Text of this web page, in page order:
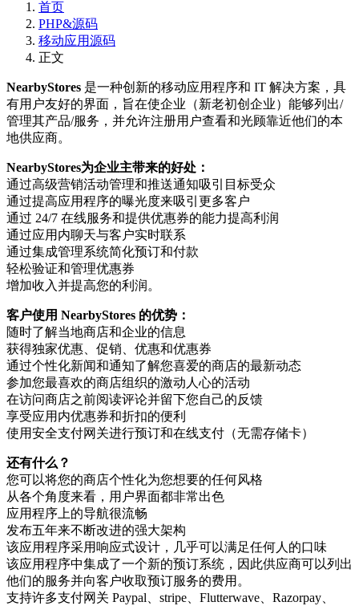
首页
PHP&源码
移动应用源码
正文
NearbyStores 是一种创新的移动应用程序和 IT 解决方案，具
有用户友好的界面，旨在使企业（新老初创企业）能够列出/
管理其产品/服务，并允许注册用户查看和光顾靠近他们的本
地供应商。
NearbyStores为企业主带来的好处：
通过高级营销活动管理和推送通知吸引目标受众
通过提高应用程序的曝光度来吸引更多客户
通过 24/7 在线服务和提供优惠券的能力提高利润
通过应用内聊天与客户实时联系
通过集成管理系统简化预订和付款
轻松验证和管理优惠券
增加收入并提高您的利润。
客户使用 NearbyStores 的优势：
随时了解当地商店和企业的信息
获得独家优惠、促销、优惠和优惠券
通过个性化新闻和通知了解您喜爱的商店的最新动态
参加您最喜欢的商店组织的激动人心的活动
在访问商店之前阅读评论并留下您自己的反馈
享受应用内优惠券和折扣的便利
使用安全支付网关进行预订和在线支付（无需存储卡）
还有什么？
您可以将您的商店个性化为您想要的任何风格
从各个角度来看，用户界面都非常出色
应用程序上的导航很流畅
发布五年来不断改进的强大架构
该应用程序采用响应式设计，几乎可以满足任何人的口味
该应用程序中集成了一个新的预订系统，因此供应商可以列出
他们的服务并向客户收取预订服务的费用。
支持许多支付网关 Paypal、stripe、Flutterwave、Razorpay、